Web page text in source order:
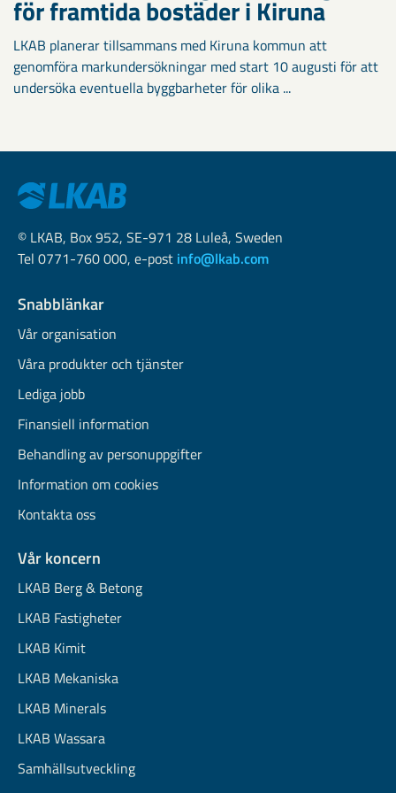
för framtida bostäder i Kiruna
LKAB planerar tillsammans med Kiruna kommun att
genomföra markundersökningar med start 10 augusti för att
undersöka eventuella byggbarheter för olika ...
© LKAB, Box 952, SE-971 28 Luleå, Sweden
Tel 0771-760 000, e-post info@lkab.com
Snabblänkar
Vår organisation
Våra produkter och tjänster
Lediga jobb
Finansiell information
Behandling av personuppgifter
Information om cookies
Kontakta oss
Vår koncern
LKAB Berg & Betong
LKAB Fastigheter
LKAB Kimit
LKAB Mekaniska
LKAB Minerals
LKAB Wassara
Samhällsutveckling